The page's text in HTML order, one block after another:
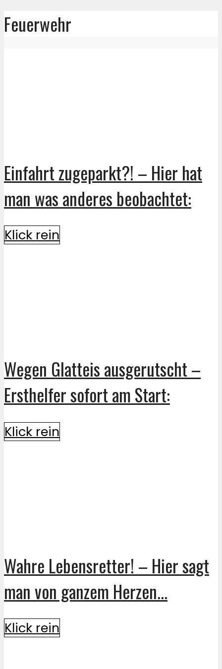
Feuerwehr
Einfahrt zugeparkt?! – Hier hat
man was anderes beobachtet:
Klick rein
Wegen Glatteis ausgerutscht –
Ersthelfer sofort am Start:
Klick rein
Wahre Lebensretter! – Hier sagt
man von ganzem Herzen...
Klick rein